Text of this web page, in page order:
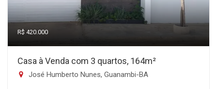
R$ 420.000
Casa à Venda com 3 quartos, 164m²
José Humberto Nunes, Guanambi-BA